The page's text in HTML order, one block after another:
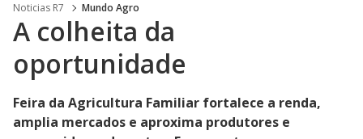
Noticias R7 Mundo Agro
A colheita da
oportunidade
Feira da Agricultura Familiar fortalece a renda,
amplia mercados e aproxima produtores e